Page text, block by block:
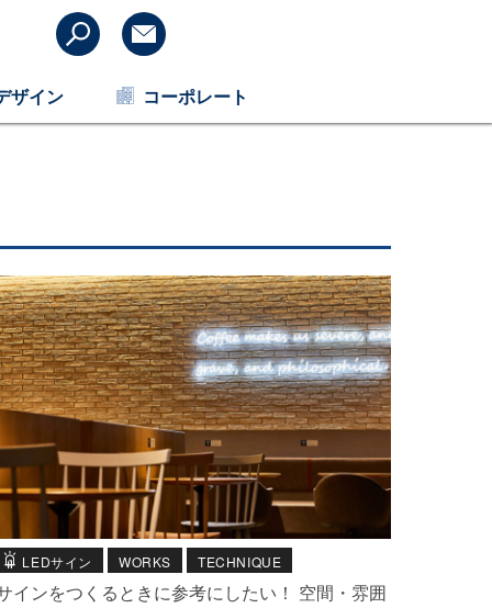
ザイン コーポレート
LEDサイン WORKS TECHNIQUE
インをつくるときに参考にしたい！ 空間・雰囲